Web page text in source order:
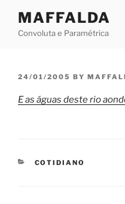
content
MAFFALDA
Convoluta e Paramétrica
POSTED
24/01/2005 BY
E as águas deste rio
CATEGORIES
COTIDIANO